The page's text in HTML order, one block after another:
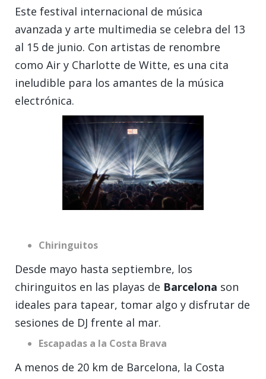
Este festival internacional de música
avanzada y arte multimedia se celebra del 13
al 15 de junio. Con artistas de renombre
como Air y Charlotte de Witte, es una cita
ineludible para los amantes de la música
electrónica.
Chiringuitos
Desde mayo hasta septiembre, los
chiringuitos en las playas de Barcelona son
ideales para tapear, tomar algo y disfrutar de
sesiones de DJ frente al mar.
Escapadas a la Costa Brava
A menos de 20 km de Barcelona, la Costa